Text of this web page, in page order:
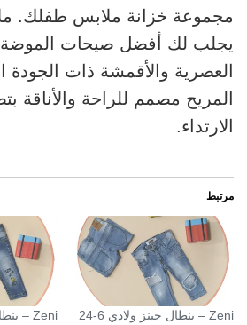
مجموعة خزانة ملابس طفلك.
يجلب لك أفضل صيحات الموضة.
العصرية والأقمشة ذات الجودة
المريح مصمم للراحة والأناقة
الارتداء.
مرتبط
Zeni – بنطال جينز ولادي 6-24